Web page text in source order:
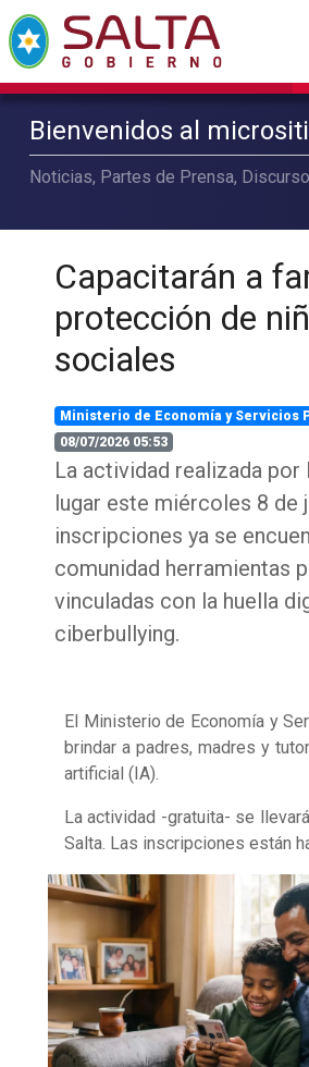
Bienvenidos al
Noticias, Partes de Prensa,
Capacitarán a
protección de
sociales
Ministerio de Economía y Servicios
08/07/2026 05:53
La actividad realizada
lugar este miércoles 8 de
inscripciones ya se
comunidad herramientas
vinculadas con la huella
ciberbullying.
El Ministerio de Economía y
brindar a padres, madres y
artificial (IA).
La actividad -gratuita- se
Salta. Las inscripciones están